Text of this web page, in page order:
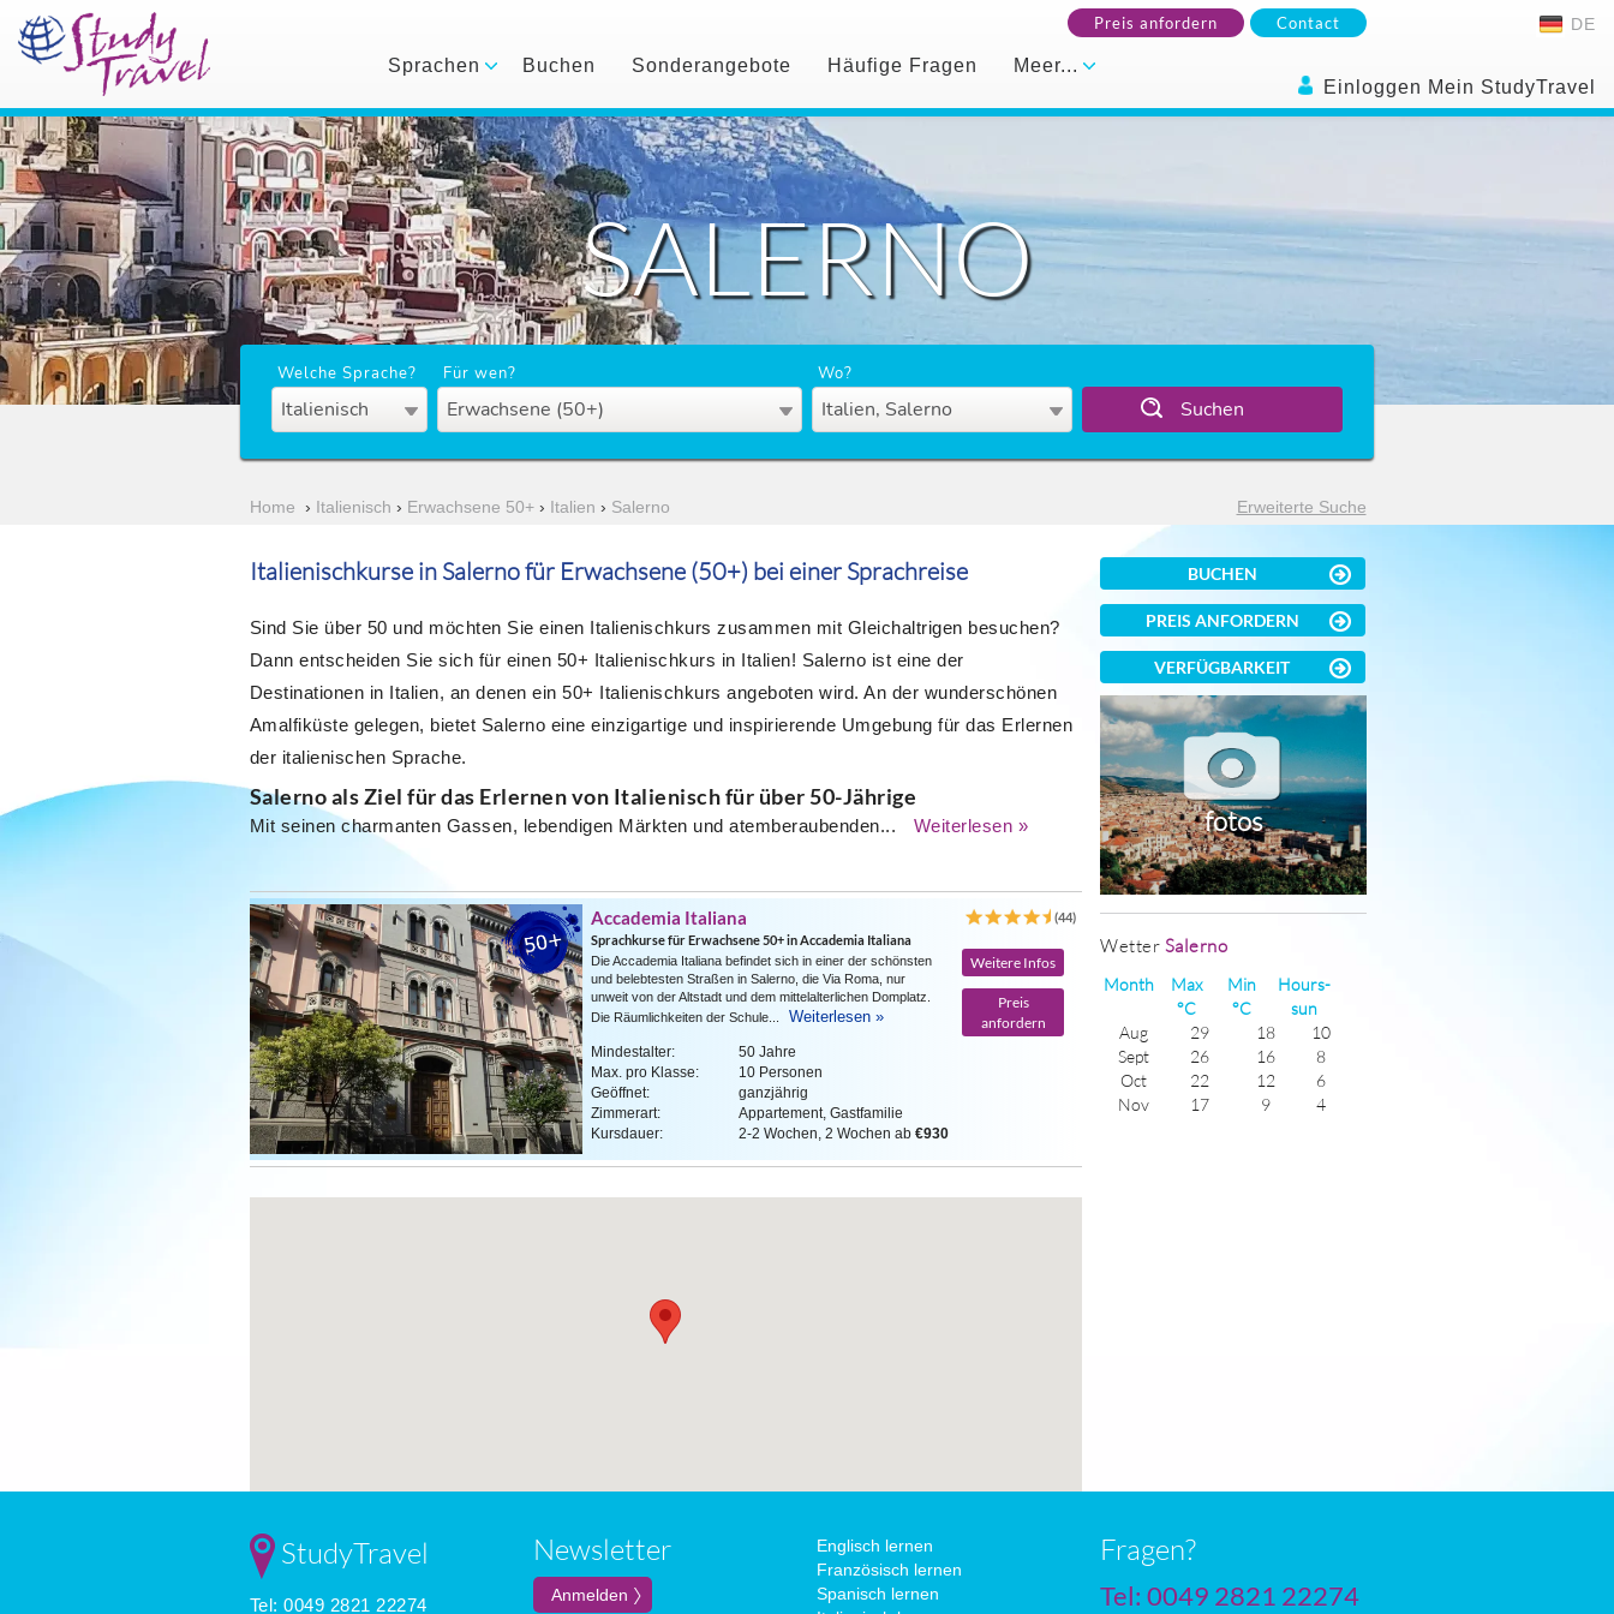
Preis anfordern Contact DE
Einloggen Mein StudyTravel
Sprachen Buchen Sonderangebote Häufige Fragen Meer...
SALERNO
Welche Sprache?
Italienisch
Für wen?
Erwachsene (50+)
Wo?
Italien, Salerno Suchen
Home › Italienisch › Erwachsene 50+› Italien › Salerno Erweiterte Suche
Italienischkurse in Salerno für Erwachsene (50+) bei einer Sprachreise
Sind Sie über 50 und möchten Sie einen Italienischkurs zusammen mit Gleichaltrigen besuchen?
Dann entscheiden Sie sich für einen 50+ Italienischkurs in Italien! Salerno ist eine der
Destinationen in Italien, an denen ein 50+ Italienischkurs angeboten wird. An der wunderschönen
Amalfiküste gelegen, bietet Salerno eine einzigartige und inspirierende Umgebung für das Erlernen
der italienischen Sprache.
Salerno als Ziel für das Erlernen von Italienisch für über 50-Jährige
Mit seinen charmanten Gassen, lebendigen Märkten und atemberaubenden... Weiterlesen »
Accademia Italiana
(44)
Sprachkurse für Erwachsene 50+ in Accademia Italiana
Weitere Infos
Preis
anfordern
Die Accademia Italiana befindet sich in einer der schönsten
und belebtesten Straßen in Salerno, die Via Roma, nur
unweit von der Altstadt und dem mittelalterlichen Domplatz.
Die Räumlichkeiten der Schule...
Weiterlesen »
Mindestalter:
50 Jahre
Max. pro Klasse:
10 Personen
Geöffnet:
ganzjährig
Zimmerart:
Appartement, Gastfamilie
Kursdauer:
2-2 Wochen, 2 Wochen ab €930
BUCHEN
PREIS ANFORDERN
VERFÜGBARKEIT
fotos
Wetter Salerno
Month
Max
°C
Min
°C
Hours-
sun
Aug
29 18
10
Sept
26 16
8
Oct
22 12
6
Nov
17 9
4
StudyTravel
Tel: 0049 2821 22274
Newsletter
Englisch lernen
Französisch lernen
Spanisch lernen
Fragen?
Tel: 0049 2821 22274